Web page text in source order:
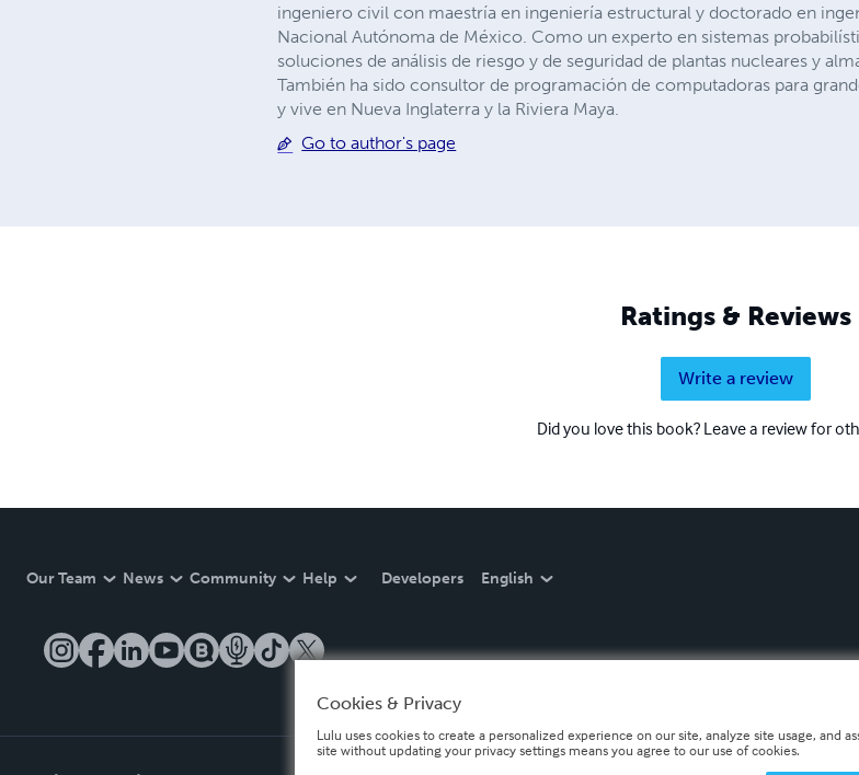
ingeniero civil con maestría en ingeniería estructural y doctorado en
Nacional Autónoma de México. Como un experto en sistemas
soluciones de análisis de riesgo y de seguridad de plantas nucleares y
También ha sido consultor de programación de computadoras para
y vive en Nueva Inglaterra y la Riviera Maya.
Go to author's page
Ratings & Reviews
Write a review
Did you love this book? Leave a review for
Our Team News Community Help Developers English
Cookies & Privacy
Lulu uses cookies to create a personalized experience on our site, analyze site usage, and
site without updating your privacy settings means you agree to our use of cookies.